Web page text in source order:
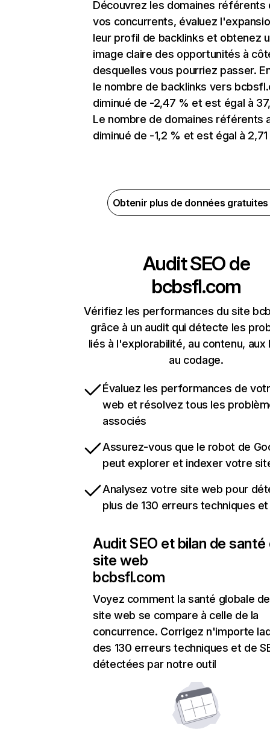
Découvrez les domaines référents
vos concurrents, évaluez
leur profil de backlinks et obtenez
image claire des opportunités à
desquelles vous pourriez passer.
le nombre de backlinks vers
diminué de -2,47 % et est égal à
Le nombre de domaines référents
diminué de -1,2 % et est égal à 2,71
Obtenir plus de données
Audit SEO de
bcbsfl.com
Vérifiez les performances du site
grâce à un audit qui détecte les
liés à l'explorabilité, au contenu, aux
au codage.
Évaluez les performances de
web et résolvez tous les
associés
Assurez-vous que le robot de
peut explorer et indexer votre
Analysez votre site web pour
plus de 130 erreurs techniques et
Audit SEO et bilan de santé
site web
bcbsfl.com
Voyez comment la santé globale
site web se compare à celle de la
concurrence. Corrigez n'importe
des 130 erreurs techniques et de
détectées par notre outil